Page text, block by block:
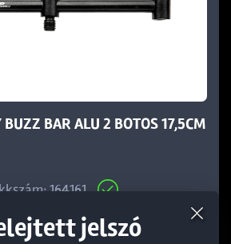
BAR ALU 2 BOTOS 17,5CM
164161
jelszó